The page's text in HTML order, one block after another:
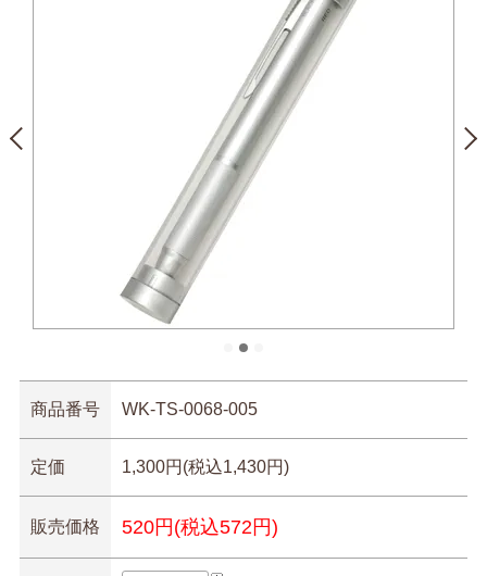
商品番号 WK-TS-0068-005
定価 1,300円(税込1,430円)
販売価格 520円(税込572円)